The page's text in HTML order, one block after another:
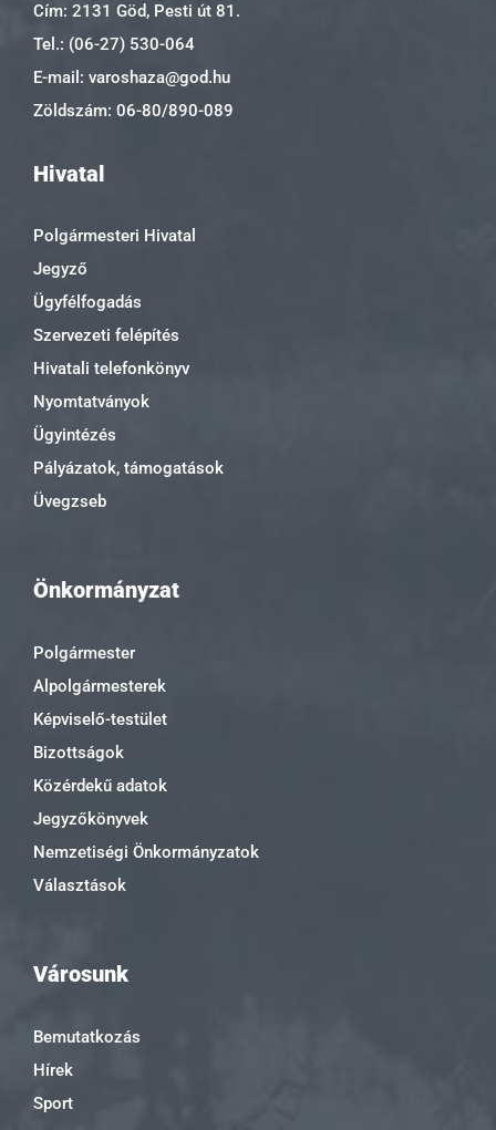
Cím: 2131 Göd, Pesti út 81.
Tel.: (06-27) 530-064
E-mail: varoshaza@god.hu
Zöldszám: 06-80/890-089
Hivatal
Polgármesteri Hivatal
Jegyző
Ügyfélfogadás
Szervezeti felépítés
Hivatali telefonkönyv
Nyomtatványok
Ügyintézés
Pályázatok, támogatások
Üvegzseb
Önkormányzat
Polgármester
Alpolgármesterek
Képviselő-testület
Bizottságok
Közérdekű adatok
Jegyzőkönyvek
Nemzetiségi Önkormányzatok
Választások
Városunk
Bemutatkozás
Hírek
Sport